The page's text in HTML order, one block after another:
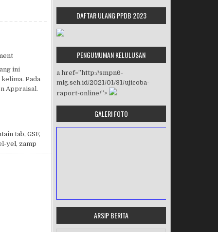
on PENJURIAN GSF 2018
ini
Pada
Appraisal.
tab, GSF,
yel, zamp
DAFTAR ULANG PPDB 2023
PENGUMUMAN KELULUSAN
a href=”http://smpn6-
mlg.sch.id/2021/01/31/ujicoba-
raport-online/”>
GALERI FOTO
ARSIP BERITA